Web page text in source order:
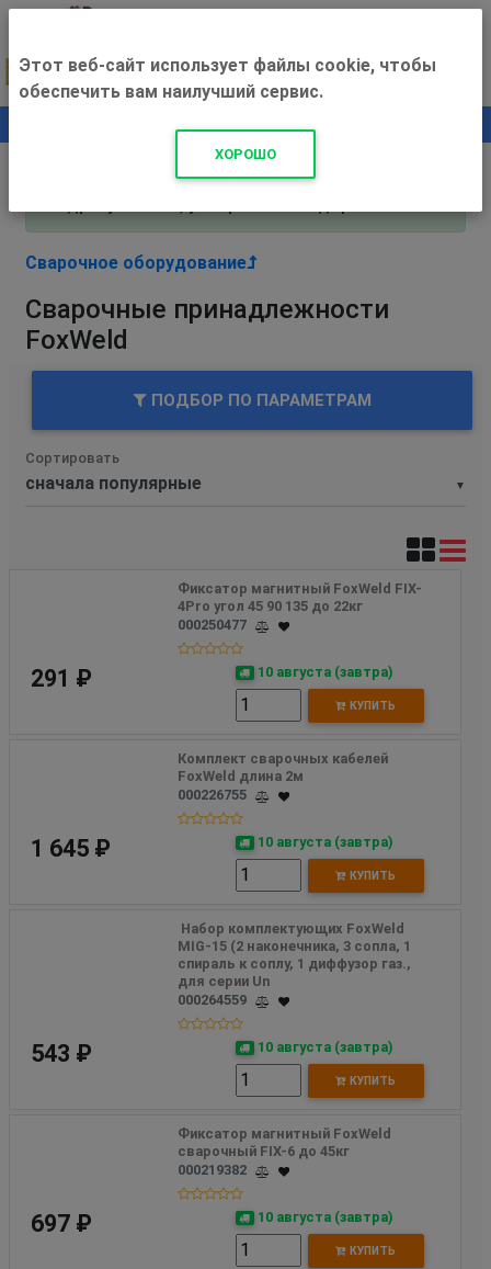
+500 ₽
Внимание! С 3 августа магазин работает по
Сварочное оборудование
Сварочные принадлежности
FoxWeld
ПОДБОР ПО ПАРАМЕТРАМ
▼
Сортировать
Фиксатор магнитный FoxWeld FIX-
4Pro угол 45 90 135 до 22кг
000250477
291 ₽ 10 августа (завтра)
КУПИТЬ
Комплект сварочных кабелей
FoxWeld длина 2м
000226755
1 645 ₽ 10 августа (завтра)
КУПИТЬ
MIG-15 (2 наконечника, 3 сопла, 1
спираль к соплу, 1 диффузор газ.,
для серии Un
000264559
543 ₽ 10 августа (завтра)
КУПИТЬ
Фиксатор магнитный FoxWeld
сварочный FIX-6 до 45кг
000219382
697 ₽ 10 августа (завтра)
КУПИТЬ
Этот веб-сайт использует файлы cookie, чтобы
обеспечить вам наилучший сервис.
ХОРОШО